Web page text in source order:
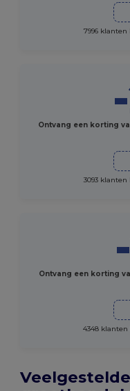
7996
Ontvang een korting
3093
Ontvang een korting
4348